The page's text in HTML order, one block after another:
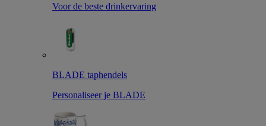
Voor de beste drinkervaring
BLADE taphendels
Personaliseer je BLADE